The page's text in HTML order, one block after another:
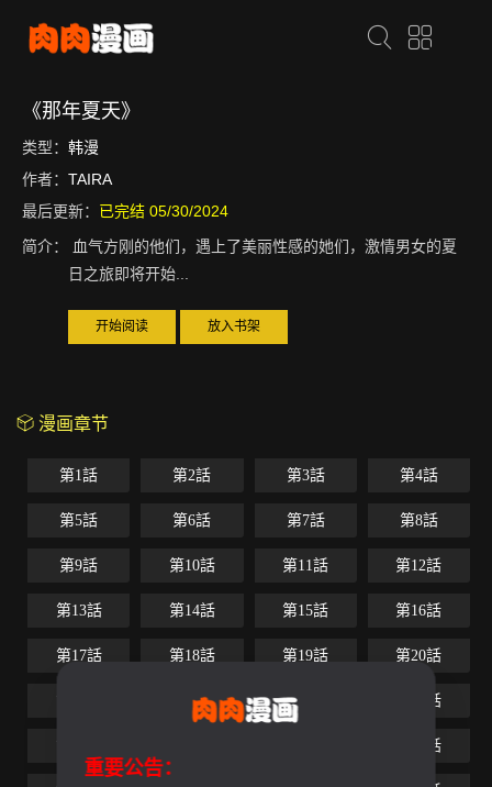
《那年夏天》
类型： 韩漫
作者： TAIRA
最后更新： 已完结 05/30/2024
简介：
血气方刚的他们，遇上了美丽性感的她们，激情男女的夏
日之旅即将开始...
开始阅读 放入书架
漫画章节
第1話 第2話 第3話 第4話
第5話 第6話 第7話 第8話
第9話 第10話 第11話 第12話
第13話 第14話 第15話 第16話
第17話 第18話 第19話 第20話
第22話 第23話 第24話
第28話
重要公告：